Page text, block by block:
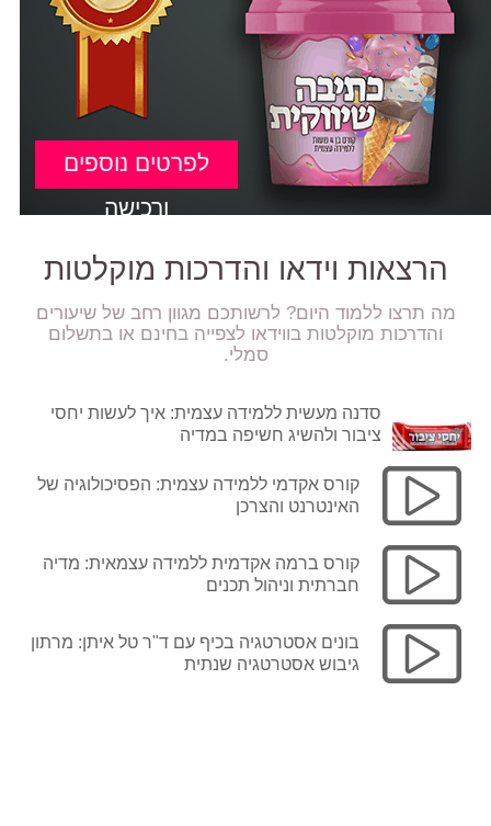
לפרטים נוספים
ורכישה
הרצאות וידאו והדרכות מוקלטות
מה תרצו ללמוד היום? לרשותכם מגוון רחב של שיעורים
והדרכות מוקלטות בווידאו לצפייה בחינם או בתשלום
סמלי.
סדנה מעשית ללמידה עצמית: איך לעשות יחסי
ציבור ולהשיג חשיפה במדיה
קורס אקדמי ללמידה עצמית: הפסיכולוגיה של
האינטרנט והצרכן
קורס ברמה אקדמית ללמידה עצמאית: מדיה
חברתית וניהול תכנים
בונים אסטרטגיה בכיף עם ד"ר טל איתן: מרתון
גיבוש אסטרטגיה שנתית